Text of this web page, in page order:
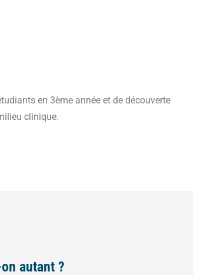
en 3ème année et de découverte
clinique.
autant ?